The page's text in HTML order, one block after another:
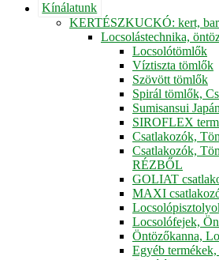
Kínálatunk
KERTÉSZKUCKÓ: kert,
Locsolástechnika,
Locsolótömlők
Víztiszta tömlők
Szövött tömlők
Spirál tömlők,
Sumisansui
SIROFLEX
Csatlakozók,
Csatlakozók,
RÉZBŐL
GOLIAT
MAXI
Locsolófejek,
Öntözőkanna,
Egyéb